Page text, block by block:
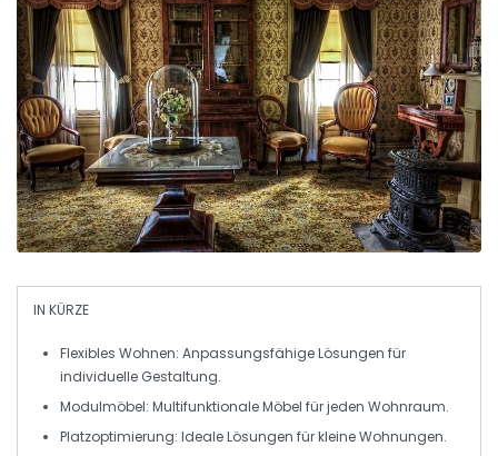
IN KÜRZE
Flexibles Wohnen: Anpassungsfähige Lösungen für
individuelle Gestaltung.
Modulmöbel: Multifunktionale Möbel für jeden Wohnraum.
Platzoptimierung: Ideale Lösungen für kleine Wohnungen.